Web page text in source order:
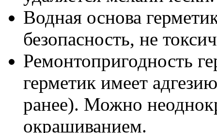
Водная основа
безопасность, не
Ремонтопригодность
герметик имеет
ранее). Можно
окрашиванием.